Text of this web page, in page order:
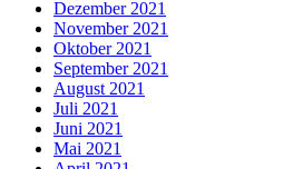
Dezember 2021
November 2021
Oktober 2021
September 2021
August 2021
Juli 2021
Juni 2021
Mai 2021